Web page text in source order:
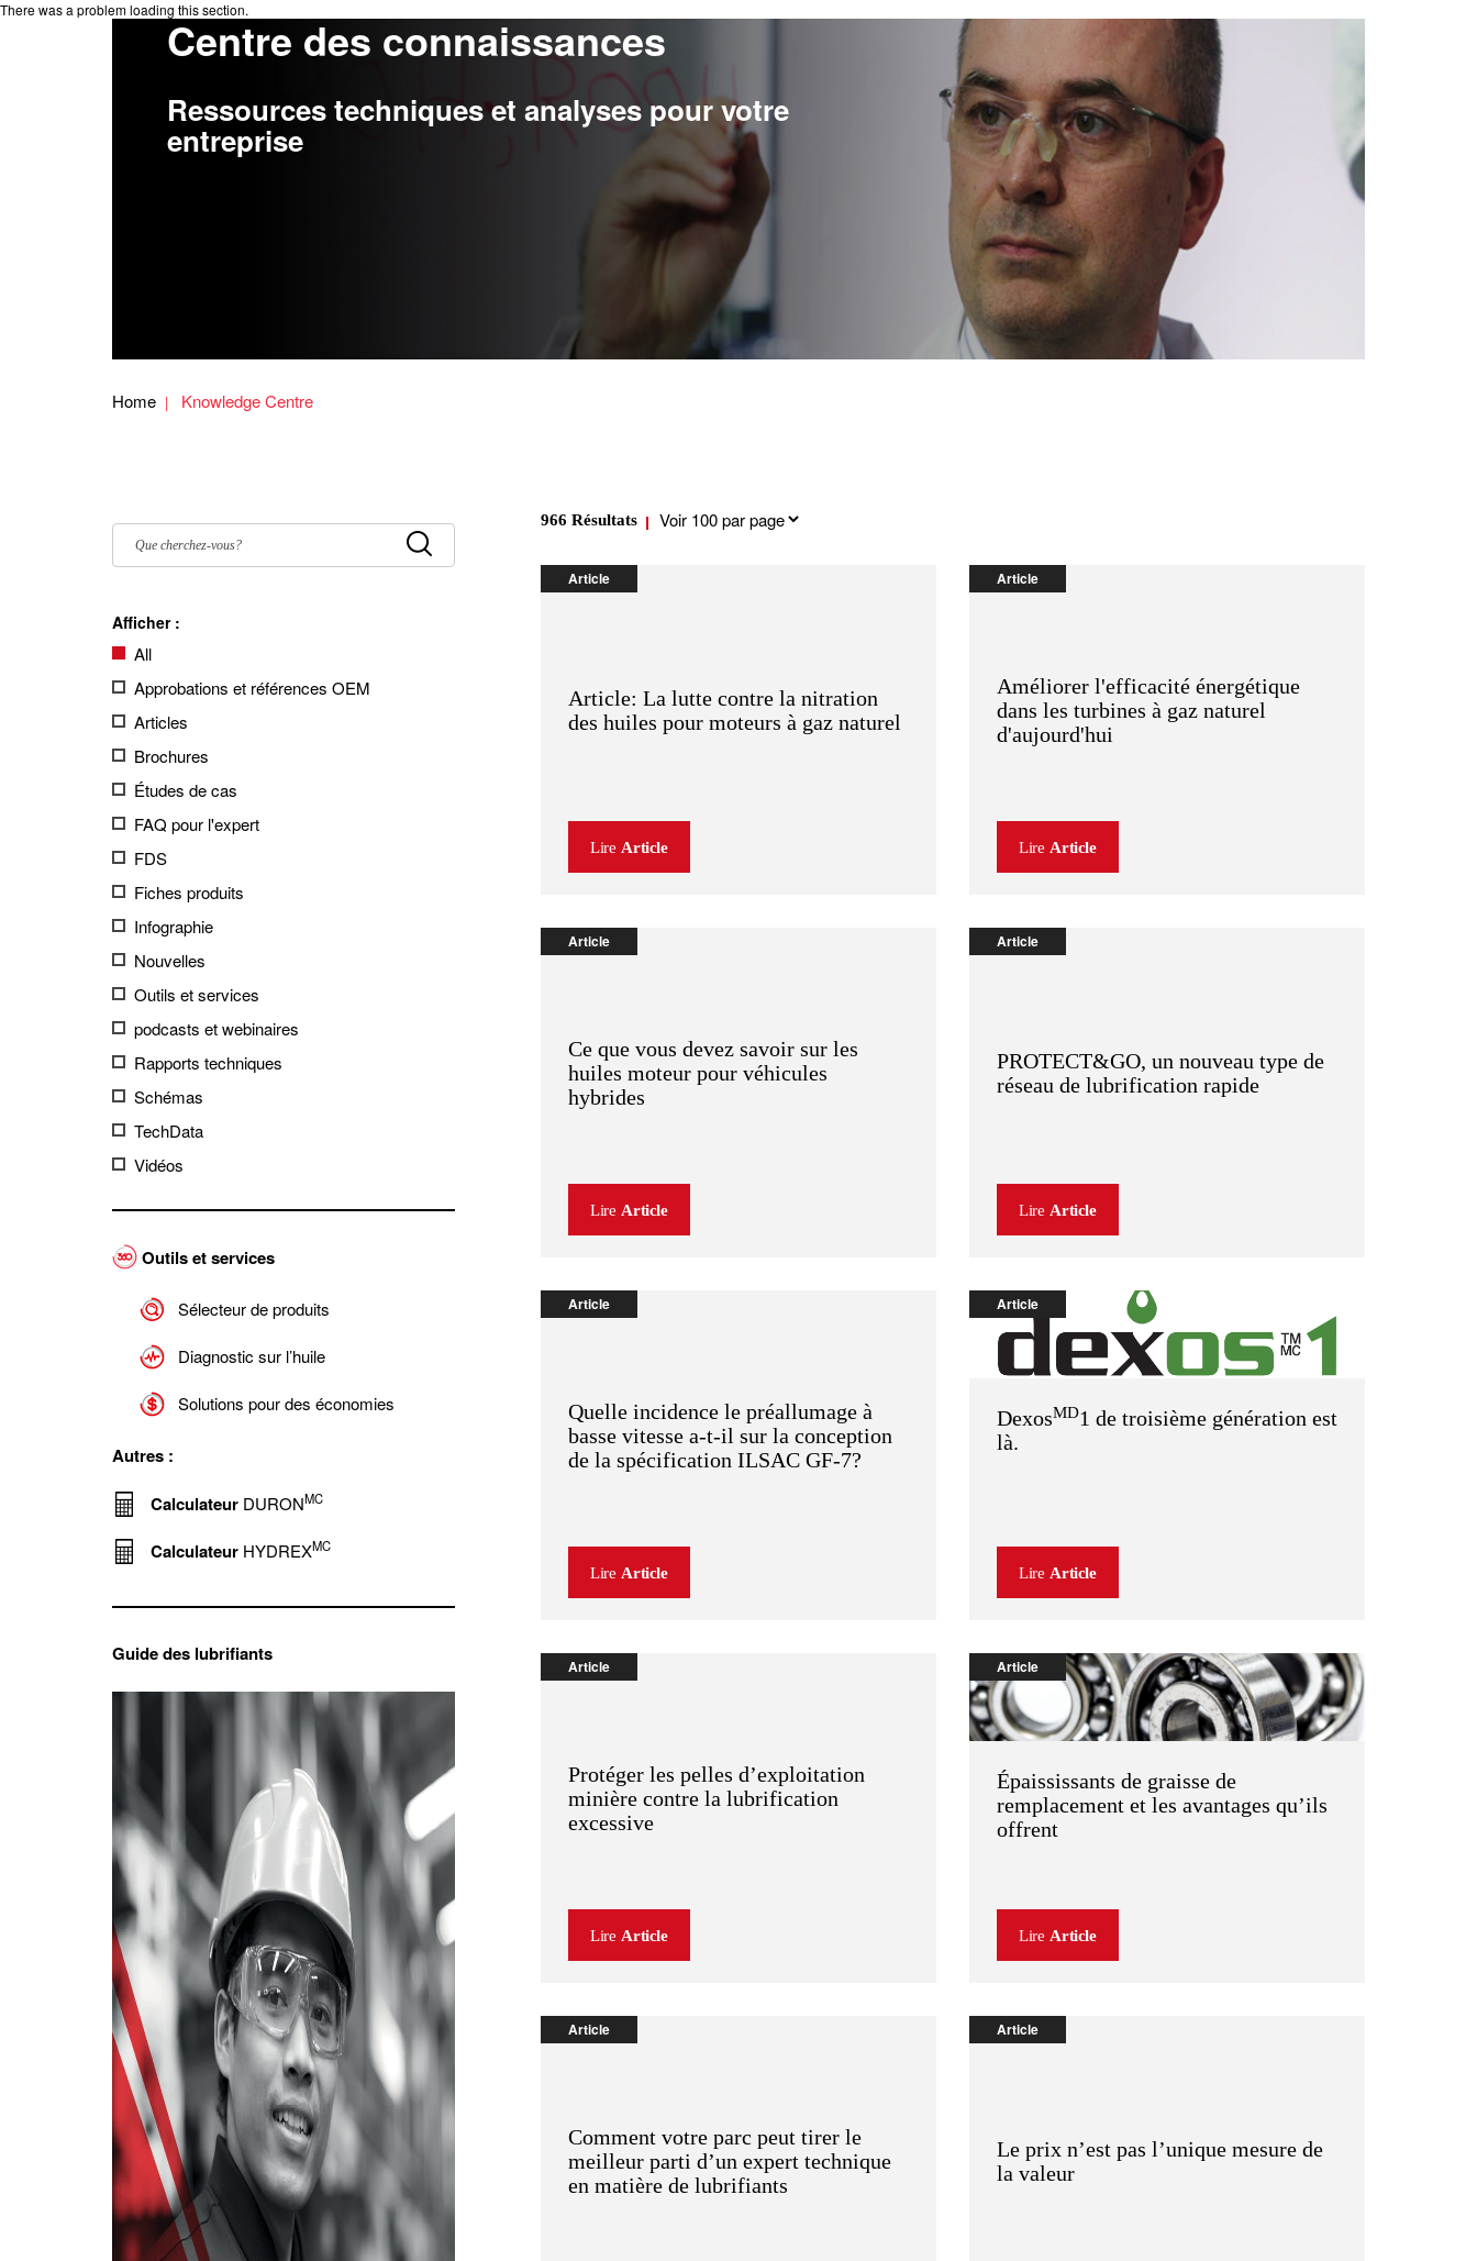
There was a problem loading this section.
Centre des connaissances
Ressources techniques et analyses pour votre
entreprise
Home Knowledge Centre
Submit
Afficher :
All
Approbations et références OEM
Articles
Brochures
Études de cas
FAQ pour l'expert
FDS
Fiches produits
Infographie
Nouvelles
Outils et services
podcasts et webinaires
Rapports techniques
Schémas
TechData
Vidéos
Outils et services
Sélecteur de produits
Diagnostic sur l’huile
Solutions pour des économies
Autres :
Calculateur DURONMC
Calculateur HYDREXMC
Guide des lubrifiants
966 Résultats
Results
Article
Article: La lutte contre la nitration
des huiles pour moteurs à gaz naturel
Lire Article
Article
Améliorer l'efficacité énergétique
dans les turbines à gaz naturel
d'aujourd'hui
Lire Article
Article
Ce que vous devez savoir sur les
huiles moteur pour véhicules
hybrides
Lire Article
Article
PROTECT&GO, un nouveau type de
réseau de lubrification rapide
Lire Article
Article
Quelle incidence le préallumage à
basse vitesse a-t-il sur la conception
de la spécification ILSAC GF-7?
Lire Article
Article
DexosMD1 de troisième génération est
là.
Lire Article
Article
Protéger les pelles d’exploitation
minière contre la lubrification
excessive
Lire Article
Article
Épaississants de graisse de
remplacement et les avantages qu’ils
offrent
Lire Article
Article
Comment votre parc peut tirer le
meilleur parti d’un expert technique
en matière de lubrifiants
Article
Le prix n’est pas l’unique mesure de
la valeur